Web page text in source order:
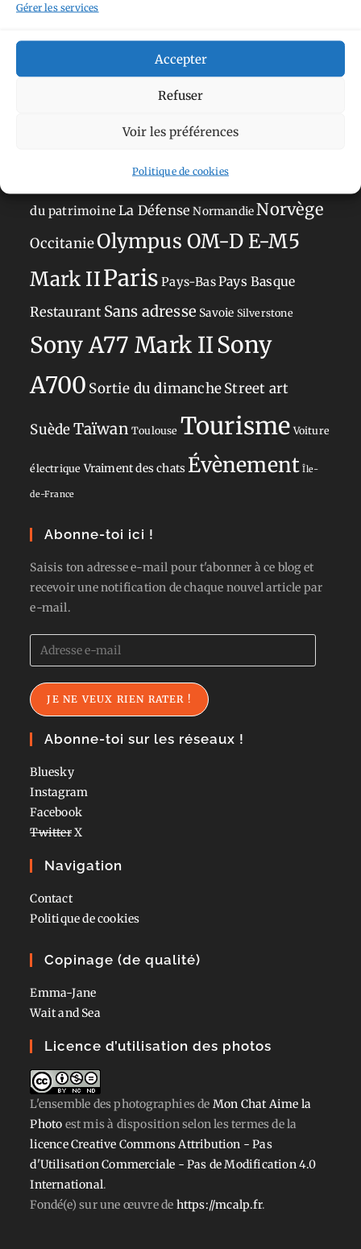
Gérer les services
Accepter
Refuser
Voir les préférences
Politique de cookies
Aimez-vous bordel
Anti tourisme Belgique
Japon
du patrimoineLa Défense NormandieNorvège
OccitanieOlympus OM-D E-M5
Mark IIParis Pays-BasPays Basque
Restaurant Sans adresse Savoie Silverstone
Sony A77 Mark IISony
A700 Sortie du dimancheStreet art
SuèdeTaïwan Toulouse Tourisme Voiture
électrique Vraiment des chats Évènement Île-
de-France
Abonne-toi ici !
Saisis ton adresse e-mail pour t'abonner à ce blog et
recevoir une notification de chaque nouvel article par
e-mail.
Adresse
e-
mail
JE NE VEUX RIEN RATER !
Abonne-toi sur les réseaux !
Bluesky
Instagram
Facebook
TwitterX
Navigation
Contact
Politique de cookies
Copinage (de qualité)
Emma-Jane
Wait and Sea
Licence d’utilisation des photos
L'ensemble des photographiesde Mon Chat Aime la
Photo est mis à disposition selon les termes de la
licence Creative Commons Attribution - Pas
d'Utilisation Commerciale - Pas de Modification 4.0
International.
Fondé(e) sur une œuvre de https://mcalp.fr.